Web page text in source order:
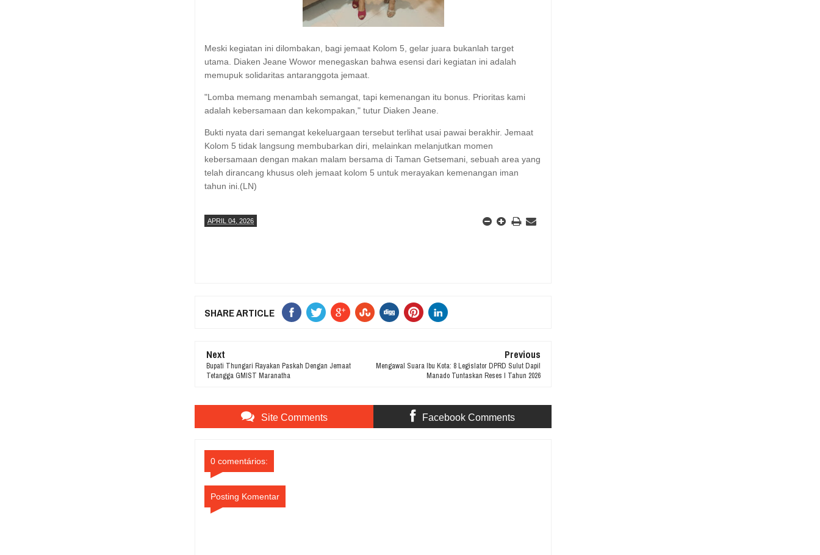
Meski kegiatan ini dilombakan, bagi jemaat Kolom 5, gelar juara bukanlah target
utama. Diaken Jeane Wowor menegaskan bahwa esensi dari kegiatan ini adalah
memupuk solidaritas antaranggota jemaat.
"Lomba memang menambah semangat, tapi kemenangan itu bonus. Prioritas kami
adalah kebersamaan dan kekompakan," tutur Diaken Jeane.
Bukti nyata dari semangat kekeluargaan tersebut terlihat usai pawai berakhir. Jemaat
Kolom 5 tidak langsung membubarkan diri, melainkan melanjutkan momen
kebersamaan dengan makan malam bersama di Taman Getsemani, sebuah area yang
telah dirancang khusus oleh jemaat kolom 5 untuk merayakan kemenangan iman
tahun ini.(LN)
APRIL 04, 2026
SHARE ARTICLE
Next
Bupati Thungari Rayakan Paskah Dengan Jemaat
Tetangga GMIST Maranatha
Previous
Mengawal Suara Ibu Kota: 8 Legislator DPRD Sulut Dapil
Manado Tuntaskan Reses I Tahun 2026
Site Comments Facebook Comments
0 comentários:
Posting Komentar